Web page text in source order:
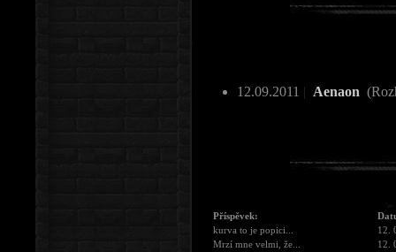
12.09.2011 | Aenaon
Příspěvek:
kurva to je popici...
12.
Mrzí mne velmi, že...
12.